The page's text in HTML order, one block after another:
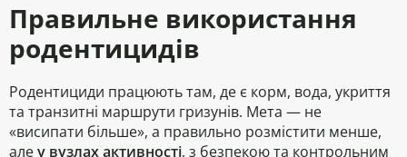
Правильне використання
родентицидів
Родентициди працюють там, де є корм, вода, укриття
та транзитні маршрути гризунів. Мета — не
«висипати більше», а правильно розмістити менше,
алеу вузлах активності, з безпекою та контрольним